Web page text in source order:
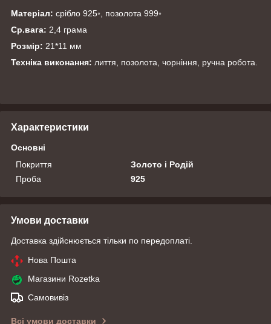
Матеріал: срібло 925◦, позолота 999◦
Ср.вага: 2,4 грама
Розмір: 21*11 мм
Техніка виконання: лиття, позолота, чорніння, ручна робота.
Характеристики
Основні
Покриття
Золото і Родій
Проба
925
Умови доставки
Доставка здійснюється тільки по передоплаті.
Нова Пошта
Магазини Rozetka
Самовивіз
Всі умови доставки